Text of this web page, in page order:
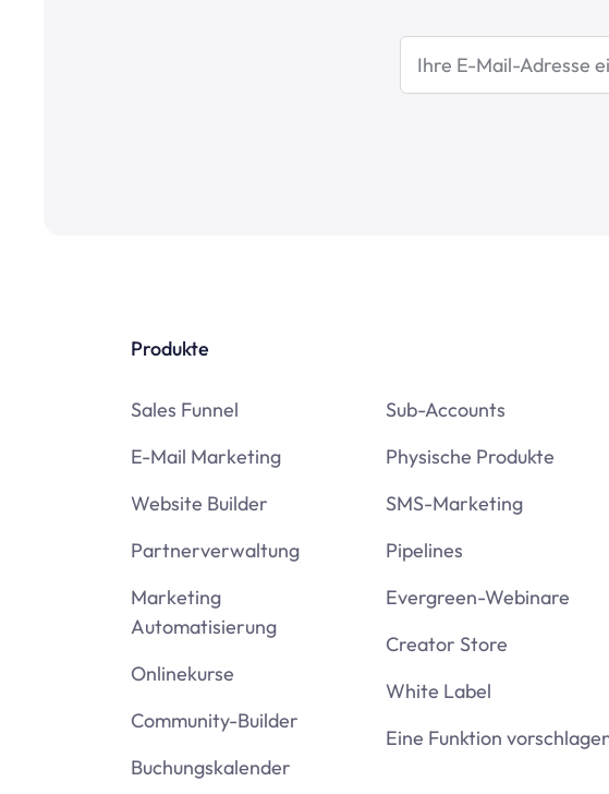
Produkte
Sales Funnel
E-Mail Marketing
Website Builder
Partnerverwaltung
Marketing
Automatisierung
Onlinekurse
Community-Builder
Buchungskalender
Sub-Accounts
Physische Produkte
SMS-Marketing
Pipelines
Evergreen-Webinare
Creator Store
White Label
Eine Funktion